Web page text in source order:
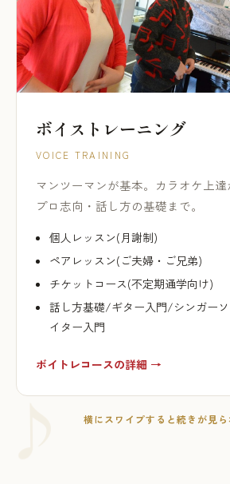
ボイストレーニング
VOICE TRAINING
マンツーマンが基本。カラオケ上達
プロ志向・話し方の基礎まで。
個人レッスン(月謝制)
ペアレッスン(ご夫婦・ご兄弟)
チケットコース(不定期通学向け)
話し方基礎/ギター入門/シンガー
イター入門
ボイトレコースの詳細 →
横にスワイプすると続きが見